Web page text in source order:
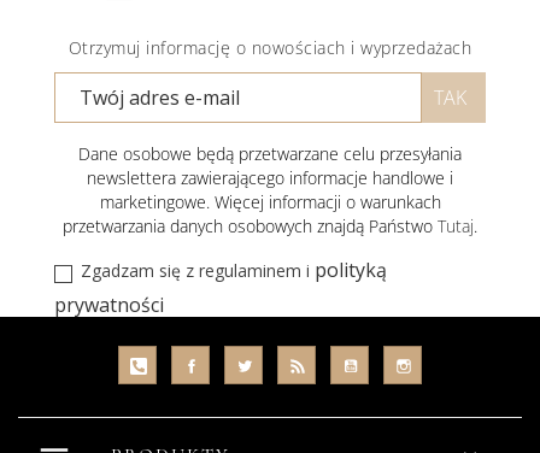
Otrzymuj informację o nowościach i wyprzedażach
Dane osobowe będą przetwarzane celu przesyłania
newslettera zawierającego informacje handlowe i
marketingowe. Więcej informacji o warunkach
przetwarzania danych osobowych znajdą Państwo Tutaj.
Zgadzam się z regulaminem i polityką
prywatności